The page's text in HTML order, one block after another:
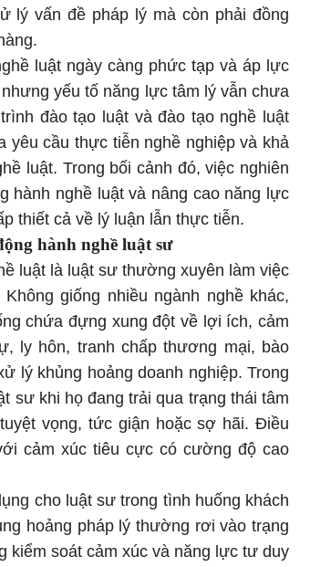
lý vấn đề pháp lý mà còn phải đồng
luật ngày càng phức tạp và áp lực
yếu tố năng lực tâm lý vẫn chưa
đào tạo luật và đào tạo nghề luật
cầu thực tiễn nghề nghiệp và khả
luật. Trong bối cảnh đó, việc nghiên
hành nghề luật và nâng cao năng lực
thiết cả về lý luận lẫn thực tiễn.
hành nghề luật sư
luật là luật sư thường xuyên làm việc
giống nhiều ngành nghề khác,
chứa đựng xung đột về lợi ích, cảm
ly hôn, tranh chấp thương mại, bào
lý khủng hoảng doanh nghiệp. Trong
sư khi họ đang trải qua trạng thái tâm
vọng, tức giận hoặc sợ hãi. Điều
cảm xúc tiêu cực có cường độ cao
cho luật sư trong tình huống khách
hoảng pháp lý thường rơi vào trạng
kiểm soát cảm xúc và năng lực tư duy